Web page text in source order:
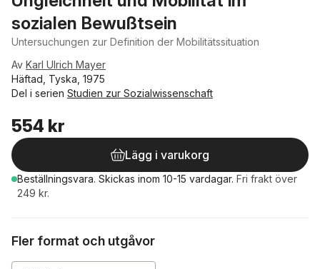
sozialen Bewußtsein
Untersuchungen zur Definition der Mobilitätssituation
Av Karl Ulrich Mayer
Häftad, Tyska, 1975
Del i serien Studien zur Sozialwissenschaft
554 kr
Lägg i varukorg
Beställningsvara. Skickas inom 10-15 vardagar. Fri frakt över
249 kr.
Fler format och utgåvor